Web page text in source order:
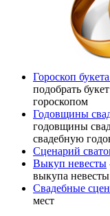
Гороскоп
подобрать
гороскопом
Годовщины
годовщины
свадебную
Сценарий
Выкуп невесты
выкупа невесты
Свадебные
мест